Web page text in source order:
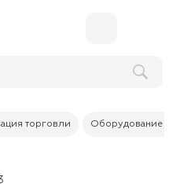
торговли Оборудование